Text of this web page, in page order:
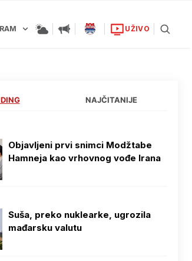
UŽIVO
NAJČITANIJE
Objavljeni prvi snimci Modžtabe
Hamneja kao vrhovnog vođe Irana
Suša, preko nuklearke, ugrozila
mađarsku valutu